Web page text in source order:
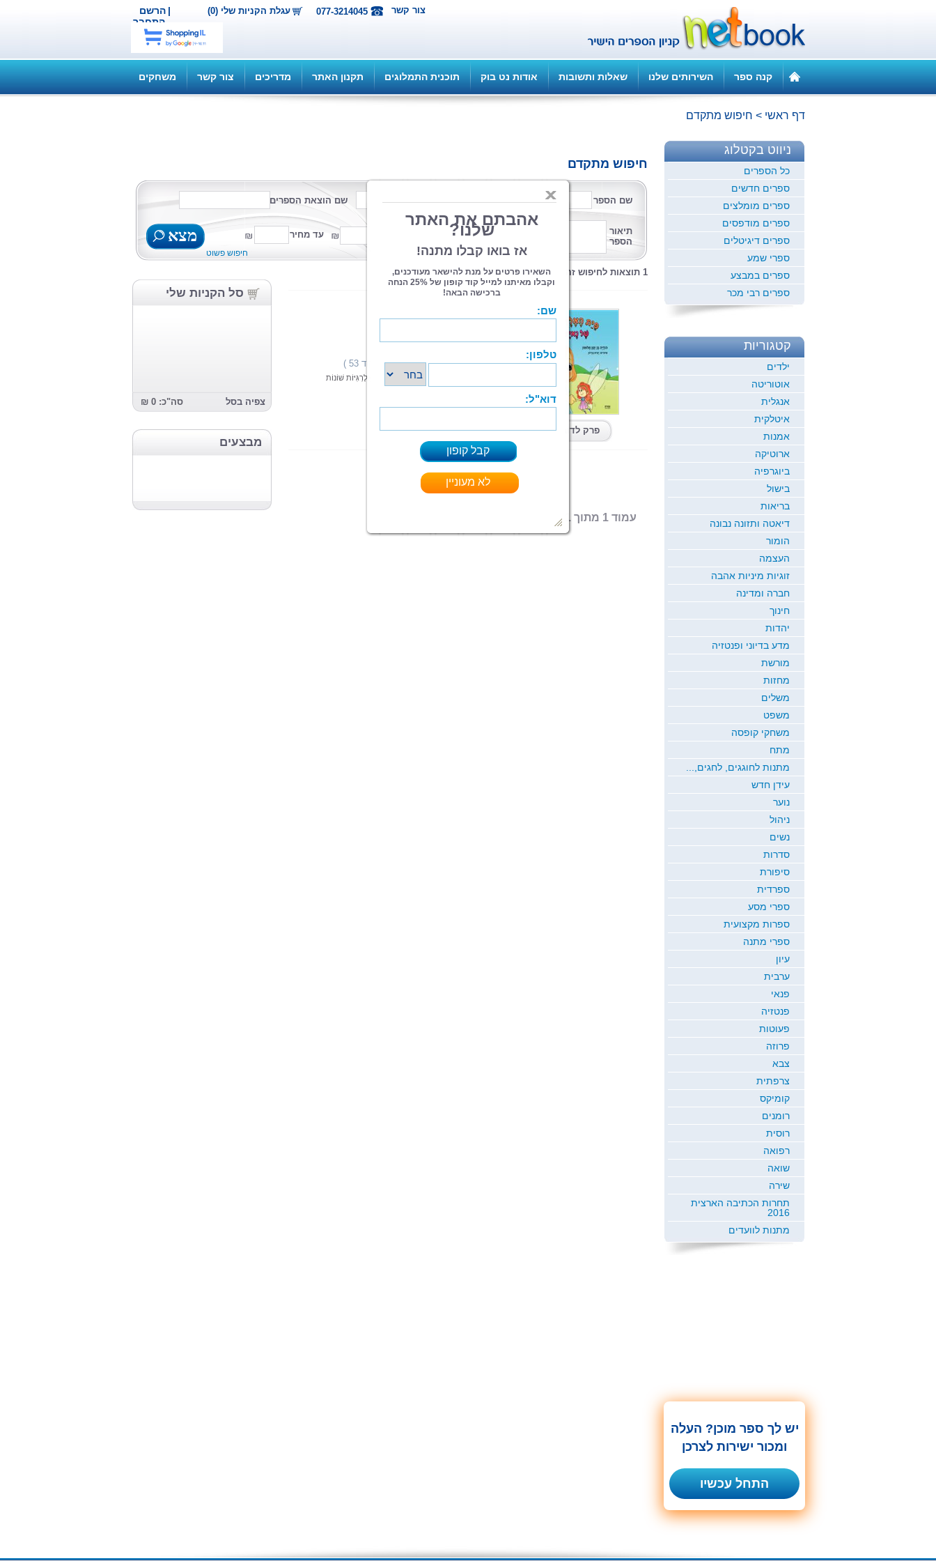
הרשם |
התחבר
עגלת הקניות שלי (0) 077-3214045 צור קשר
קנה ספר השירותים שלנו שאלות ותשובות אודות נט בוק תוכנית התמלוגים תקנון האתר מדריכים צור קשר משחקים
דף ראשי > חיפוש מתקדם
חיפוש מתקדם
שם הספר שם המחבר שם הוצאת הספרים
תיאור
הספר
עד מחיר
קטגוריה
פורמט מצא
חיפוש פשוט
סל הקניות שלי
צפיה בסל סה"כ: 0 ₪
מבצעים
1 תוצאות לחיפוש זה
פרק לדוגמא
דירוג:
(20 מדרגים,ניקוד 53 )
זֶהוּ סִפּוּרָהּ שֶׁל פָּעוֹטָה מְתוּקָה, שֶׁמִּתְמוֹדֶדֶת עִם אָלֶרְגִּיּוֹת שׁוֹנוֹת
קרא עוד > > >
עמוד 1 מתוך 1
ניווט בקטלוג
כל הספרים
ספרים חדשים
ספרים מומלצים
ספרים מודפסים
ספרים דיגיטלים
ספרי שמע
ספרים במבצע
ספרים רבי מכר
קטגוריות
ילדים
אוטוריטה
אנגלית
איטלקית
אמנות
ארוטיקה
ביוגרפיה
בישול
בריאות
דיאטה ותזונה נבונה
הומור
העצמה
זוגיות מיניות אהבה
חברה ומדינה
חינוך
יהדות
מדע בדיוני ופנטזיה
מורשת
מחזות
משלים
משפט
משחקי קופסה
מתח
מתנות לחוגגים, לחגים,...
עידן חדש
נוער
ניהול
נשים
סדרות
סיפורת
ספרדית
ספרי מסע
ספרות מקצועית
ספרי מתנה
עיון
ערבית
פנאי
פנטזיה
פעוטות
פרוזה
צבא
צרפתית
קומיקס
רומנים
רוסית
רפואה
שואה
שירה
תחרות הכתיבה הארצית
2016
מתנות לוועדים
יש לך ספר מוכן? העלה
ומכור ישירות לצרכן
התחל עכשיו